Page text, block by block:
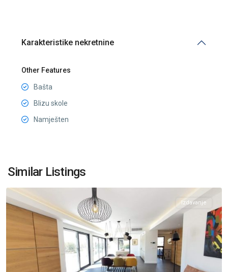
Karakteristike nekretnine
Other Features
Bašta
Blizu skole
Namješten
Similar Listings
Masline
Podgorica
Izdavanje